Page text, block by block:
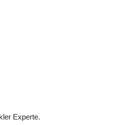
Experte.